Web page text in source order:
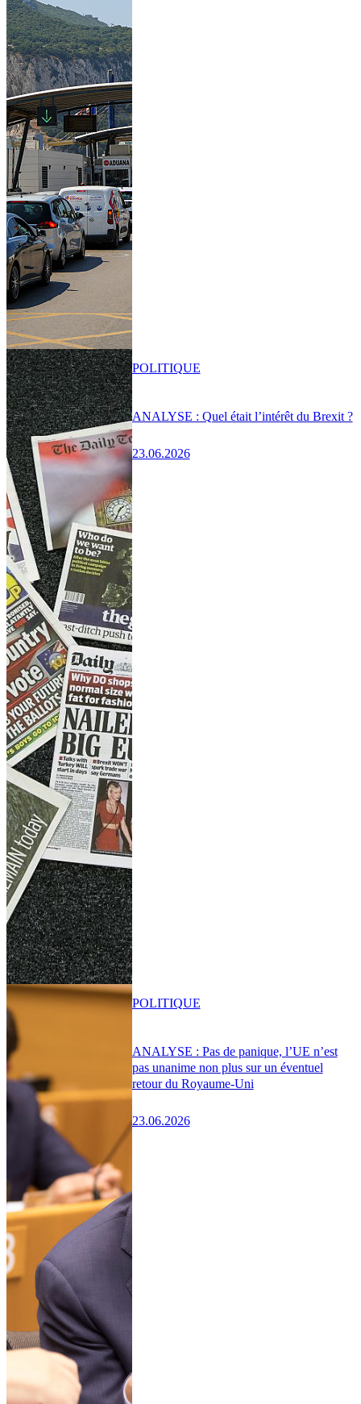
ANALYSE : Quel était l’intérêt du Brexit ?
23.06.2026
POLITIQUE
ANALYSE : Pas de panique, l’UE n’est
pas unanime non plus sur un éventuel
retour du Royaume-Uni
23.06.2026
POLITIQUE